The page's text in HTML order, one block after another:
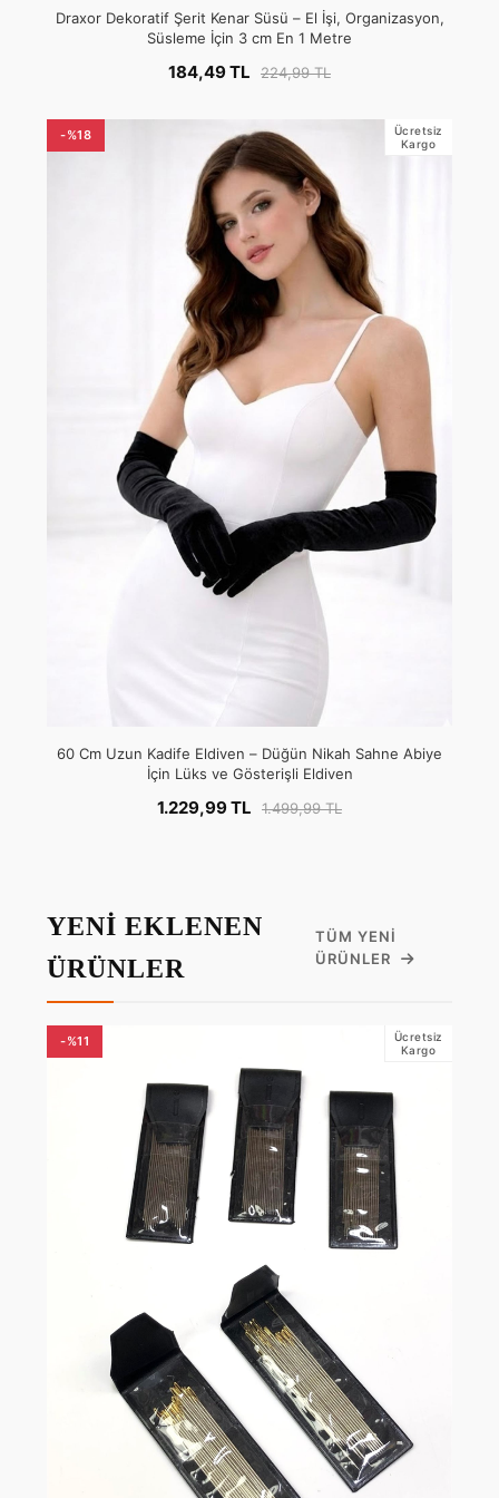
Draxor Dekoratif Şerit Kenar Süsü – El İşi, Organizasyon,
Süsleme İçin 3 cm En 1 Metre
184,49 TL 224,99 TL
-%18
Ücretsiz
Kargo
60 Cm Uzun Kadife Eldiven – Düğün Nikah Sahne Abiye
İçin Lüks ve Gösterişli Eldiven
1.229,99 TL 1.499,99 TL
YENİ EKLENEN
ÜRÜNLER
TÜM YENI
ÜRÜNLER
-%11
Ücretsiz
Kargo